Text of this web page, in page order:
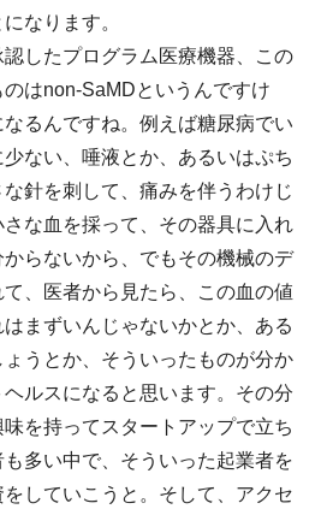
なります。
したプログラム医療機器、この
はnon-SaMDというんですけ
るんですね。例えば糖尿病でい
ない、唾液とか、あるいはぷち
針を刺して、痛みを伴うわけじ
な血を採って、その器具に入れ
らないから、でもその機械のデ
、医者から見たら、この血の値
まずいんじゃないかとか、ある
うとか、そういったものが分か
ルスになると思います。その分
を持ってスタートアップで立ち
も多い中で、そういった起業者を
していこうと。そして、アクセ